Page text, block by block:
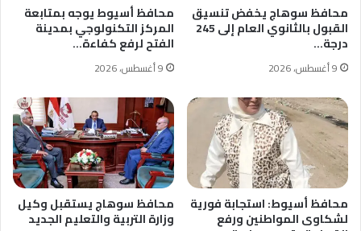
محافظ سوهاج يخفض تنسيق
القبول بالثانوي العام إلى 245
درجة…
9 أغسطس، 2026
محافظ أسيوط يوجه بمتابعة
المركز التكنولوجي بمدينة
الفتح لرفع كفاءة…
9 أغسطس، 2026
محافظ أسيوط: استجابة فورية
لشكاوى المواطنين ورفع
محافظ سوهاج يستقبل وكيل
وزارة التربية والتعليم الجديد